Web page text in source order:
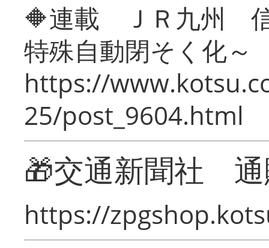
🔶連載 ＪＲ九州 信
特殊自動閉そく化～
https://
25/post_9604.html
🎁交通新聞社
https://